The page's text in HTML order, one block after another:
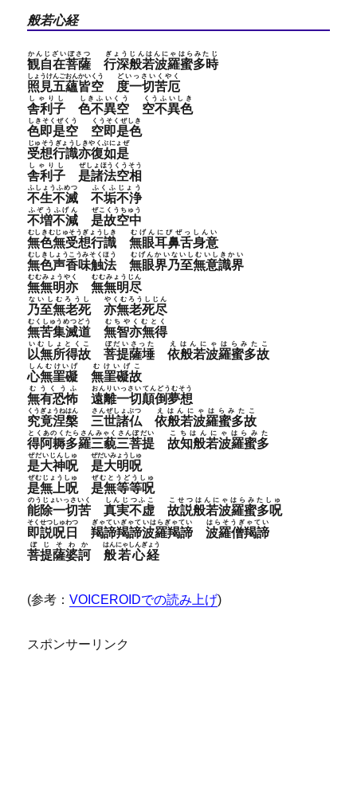
般若心経
観自在菩薩
かんじざいぼさつ
行深般若波羅蜜多時
ぎょうじんはんにゃはらみたじ
照見五蘊皆空
しょうけんごおんかいくう
度一切苦厄
どいっさいくやく
舎利子
しゃりし
色不異空
しきふいくう
空不異色
くうふいしき
色即是空
しきそくぜくう
空即是色
くうそくぜしき
受想行識亦復如是
じゅそうぎょうしきやくぶにょぜ
舎利子
しゃりし
是諸法空相
ぜしょほうくうそう
不生不滅
ふしょうふめつ
不垢不浄
ふくふじょう
不増不減
ふぞうふげん
是故空中
ぜこくうちゅう
無色無受想行識
むしきむじゅそうぎょうしき
無眼耳鼻舌身意
むげんにびぜっしんい
無色声香味触法
むしきしょうこうみそくほう
無眼界乃至無意識界
むげんかいないしむいしきかい
無無明亦
むむみょうやく
無無明尽
むむみょうじん
乃至無老死
ないしむろうし
亦無老死尽
やくむろうしじん
無苦集滅道
むくしゅうめつどう
無智亦無得
むちやくむとく
以無所得故
いむしょとくこ
菩提薩埵
ぼだいさった
依般若波羅蜜多故
えはんにゃはらみたこ
心無罣礙
しんむけいげ
無罣礙故
むけいげこ
無有恐怖
むうくうふ
遠離一切顛倒夢想
おんりいっさいてんどうむそう
究竟涅槃
くうぎょうねはん
三世諸仏
さんぜしょぶつ
依般若波羅蜜多故
えはんにゃはらみたこ
得阿耨多羅三藐三菩提
とくあのくたらさんみゃくさんぼだい
故知般若波羅蜜多
こちはんにゃはらみた
是大神呪
ぜだいじんしゅ
是大明呪
ぜだいみょうしゅ
是無上呪
ぜむじょうしゅ
是無等等呪
ぜむとうどうしゅ
能除一切苦
のうじょいっさいく
真実不虚
しんじつふこ
故説般若波羅蜜多呪
こせつはんにゃはらみたしゅ
即説呪日
そくせつしゅわつ
羯諦羯諦波羅羯諦
ぎゃていぎゃていはらぎゃてい
波羅僧羯諦
はらそうぎゃてい
菩提薩婆訶
ぼじそわか
般若心経
はんにゃしんぎょう
(参考：VOICEROIDでの読み上げ)
スポンサーリンク